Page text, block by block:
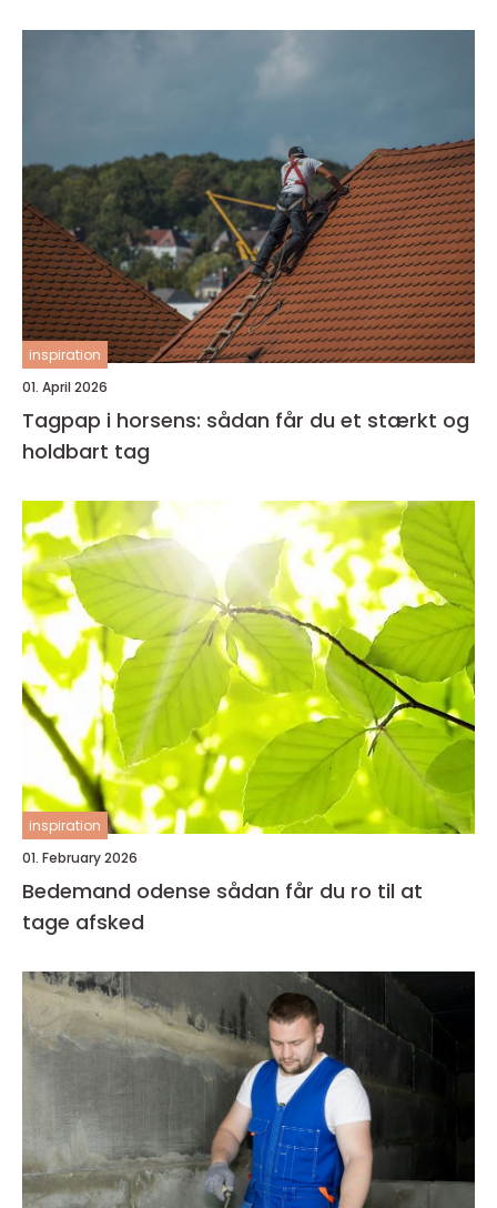
inspiration
01. April 2026
Tagpap i horsens: sådan får du et stærkt og
holdbart tag
inspiration
01. February 2026
Bedemand odense sådan får du ro til at
tage afsked